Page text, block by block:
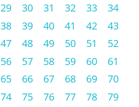
29 30 31 32 33
34
38 39 40 41 42
43
47 48 49 50 51
52
56 57 58 59 60
61
65 66 67 68 69
70
74 75 76 77 78
79